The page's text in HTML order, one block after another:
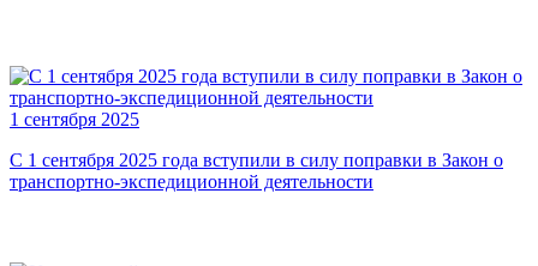
1 сентября 2025
С 1 сентября 2025 года вступили в силу поправки в Закон о
транспортно-экспедиционной деятельности